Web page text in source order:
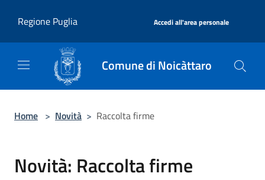
Regione Puglia
Accedi all'area personale
Comune di Noicàttaro
Home > Novità > Raccolta firme
Novità: Raccolta firme